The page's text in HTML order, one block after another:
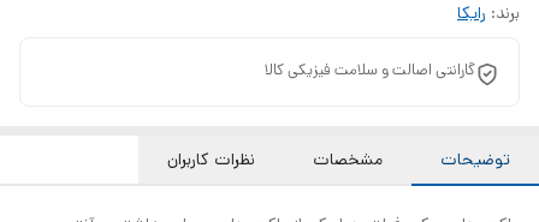
برند: رایکا
گارانتی اصالت و سلامت فیزیکی کالا
توضیحات مشخصات نظرات کاربران